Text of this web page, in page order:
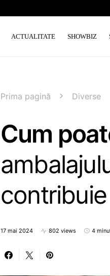
ACTUALITATE SHOWBIZ
Prima pagină Diverse
Cum
17 mai 2024 802 views 4